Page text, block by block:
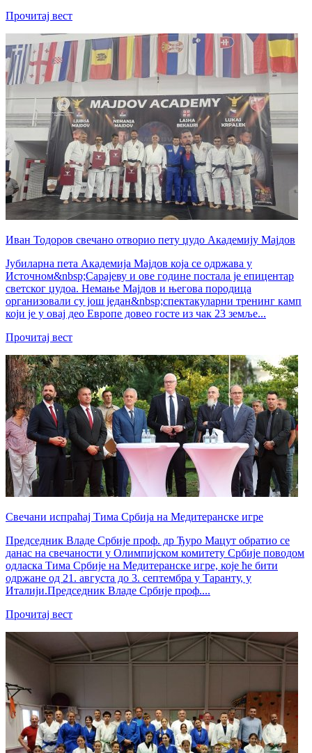
Прочитај вест
Иван Тодоров свечано отворио пету џудо Академију Мајдов
Јубиларна пета Академија Мајдов која се одржава у
Источном&nbsp;Сарајеву и ове године постала је епицентар
светског џудоа. Немање Мајдов и његова породица
организовали су још један&nbsp;спектакуларни тренинг камп
који је у овај део Европе довео госте из чак 23 земље...
Прочитај вест
Свечани испраћај Тима Србија на Медитеранске игре
Председник Владе Србије проф. др Ђуро Мацут обратио се
данас на свечаности у Олимпијском комитету Србије поводом
одласка Тима Србије на Медитеранске игре, које ће бити
одржане од 21. августа до 3. септембра у Таранту, у
Италији.Председник Владе Србије проф....
Прочитај вест